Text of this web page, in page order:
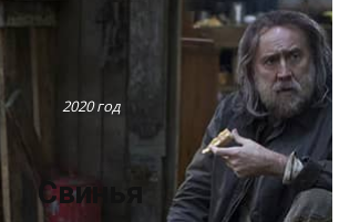
2020 год
Свинья